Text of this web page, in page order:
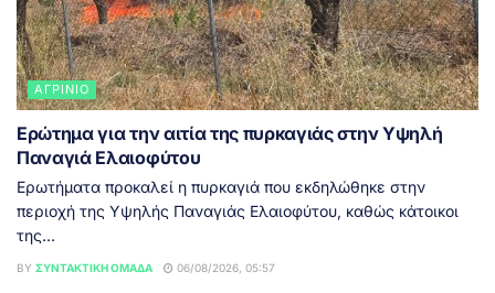
ΑΓΡΊΝΙΟ
Ερώτημα για την αιτία της πυρκαγιάς στην Υψηλή
Παναγιά Ελαιοφύτου
Ερωτήματα προκαλεί η πυρκαγιά που εκδηλώθηκε στην
περιοχή της Υψηλής Παναγιάς Ελαιοφύτου, καθώς κάτοικοι
της...
BY ΣΥΝΤΑΚΤΙΚΉ ΟΜΆΔΑ 06/08/2026, 05:57